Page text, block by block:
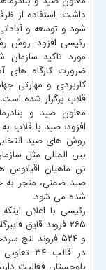
داشت: استفاده از
شود و توسعه و
رئیسی افزود: روش
مورد تاکید
ضرورت کارگاه های
کاربردی و مهارتی
قلاب برگزار شده است.
معاون صید و
افزود: صید با قلاب
روش های صید
بین المللی مثل
تن ماهیان
صید ضمنی، منجر به
شده می شود.
رئیسی با اعلان
در قالب
بلوچستان فعالیت